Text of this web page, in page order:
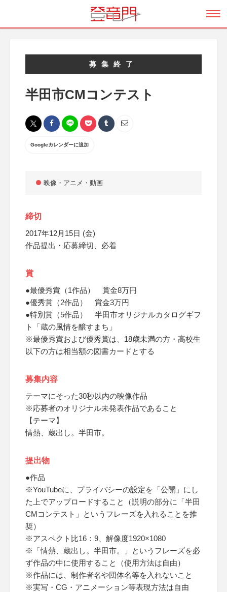
募集終了
半田市CMコンテスト
Googleカレンダーに追加
映像・アニメ・動画
締切
2017年12月15日 (金)
作品提出・応募締切、必着
賞
●最優秀賞（1作品） 賞金8万円
●優秀賞（2作品） 賞金3万円
●特別賞（5作品） 半田市オリジナルカタログギフ
ト「蔵の風情を醸すまち」
※最優秀賞および優秀賞は、18歳未満の方・高校生
以下の方は相当額の図書カードとする
募集内容
テーマにそった30秒以内の映像作品
※応募者のオリジナル未発表作品であること
【テーマ】
情熱、蔵出し。半田市。
提出物
●作品
※YouTubeに、プライバシーの設定を「公開」にし
た上でアップロードすること（説明の部分に「半田
CMコンテスト」というフレーズを入れることを推
奨）
※アスペクト比16：9、解像度1920×1080
※「情熱、蔵出し。半田市。」というフレーズを必
ず作品の中に使用すること（使用方法は自由）
※作品には、制作者名や団体名等を入れないこと
※実写・CG・アニメーション等表現方法は自由